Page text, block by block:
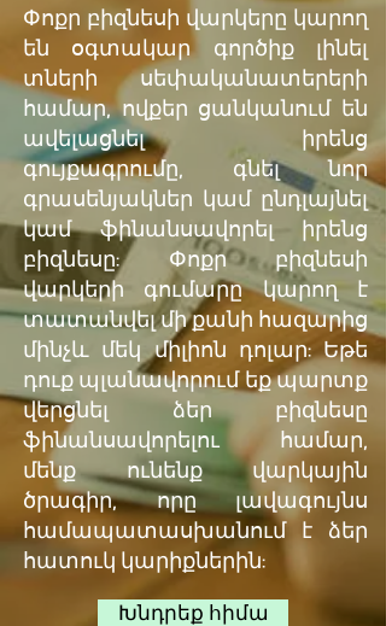
Փոքր բիզնեսի վարկերը կարող
են օգտակար գործիք լինել
տների սեփականատերերի
համար, ովքեր ցանկանում են
ավելացնել իրենց
գույքագրումը, գնել նոր
գրասենյակներ կամ ընդլայնել
կամ ֆինանսավորել իրենց
բիզնեսը: Փոքր բիզնեսի
վարկերի գումարը կարող է
տատանվել մի քանի հազարից
մինչև մեկ միլիոն դոլար: Եթե
դուք պլանավորում եք պարտք
վերցնել ձեր բիզնեսը
ֆինանսավորելու համար,
մենք ունենք վարկային
ծրագիր, որը լավագույնս
համապատասխանում է ձեր
հատուկ կարիքներին:
Խնդրեք հիմա